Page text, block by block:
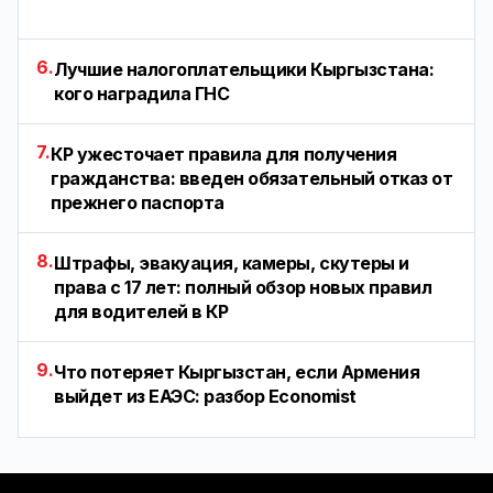
6.Лучшие налогоплательщики Кыргызстана:
кого наградила ГНС
7.КР ужесточает правила для получения
гражданства: введен обязательный отказ от
прежнего паспорта
8.Штрафы, эвакуация, камеры, скутеры и
права с 17 лет: полный обзор новых правил
для водителей в КР
9.Что потеряет Кыргызстан, если Армения
выйдет из ЕАЭС: разбор Economist